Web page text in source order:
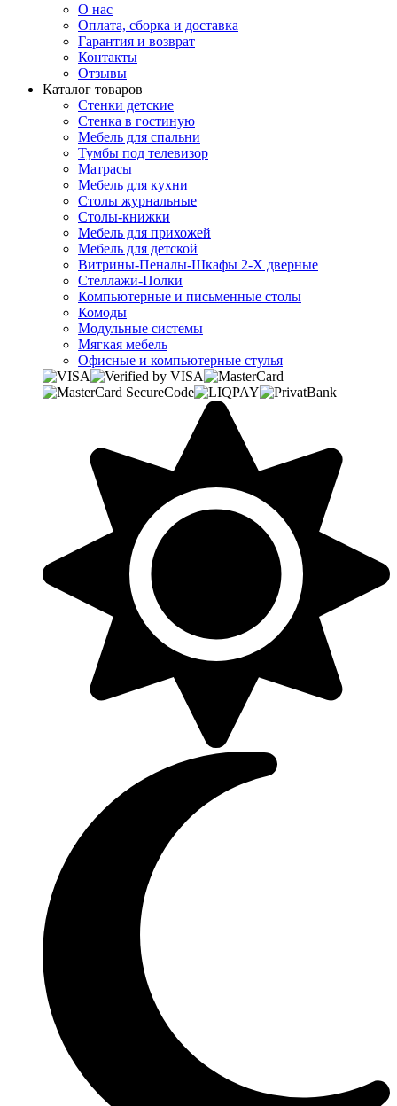
О нас
Оплата, сборка и доставка
Гарантия и возврат
Контакты
Отзывы
Каталог товаров
Стенки детские
Стенка в гостиную
Мебель для спальни
Тумбы под телевизор
Матрасы
Мебель для кухни
Столы журнальные
Столы-книжки
Мебель для прихожей
Мебель для детской
Витрины-Пеналы-Шкафы 2-Х дверные
Стеллажи-Полки
Компьютерные и письменные столы
Комоды
Модульные системы
Мягкая мебель
Офисные и компьютерные стулья